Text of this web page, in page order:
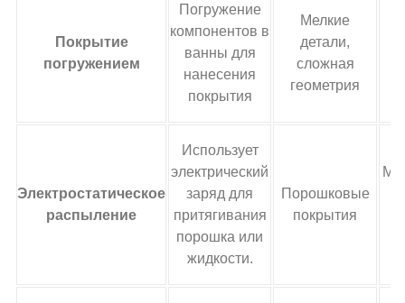
Покрытие
погружением
Погружение
компонентов в
ванны для
нанесения
покрытия
Мелкие
детали,
сложная
геометрия
Электростатическое
распыление
Использует
электрический
заряд для
притягивания
порошка или
жидкости.
Порошковые
покрытия